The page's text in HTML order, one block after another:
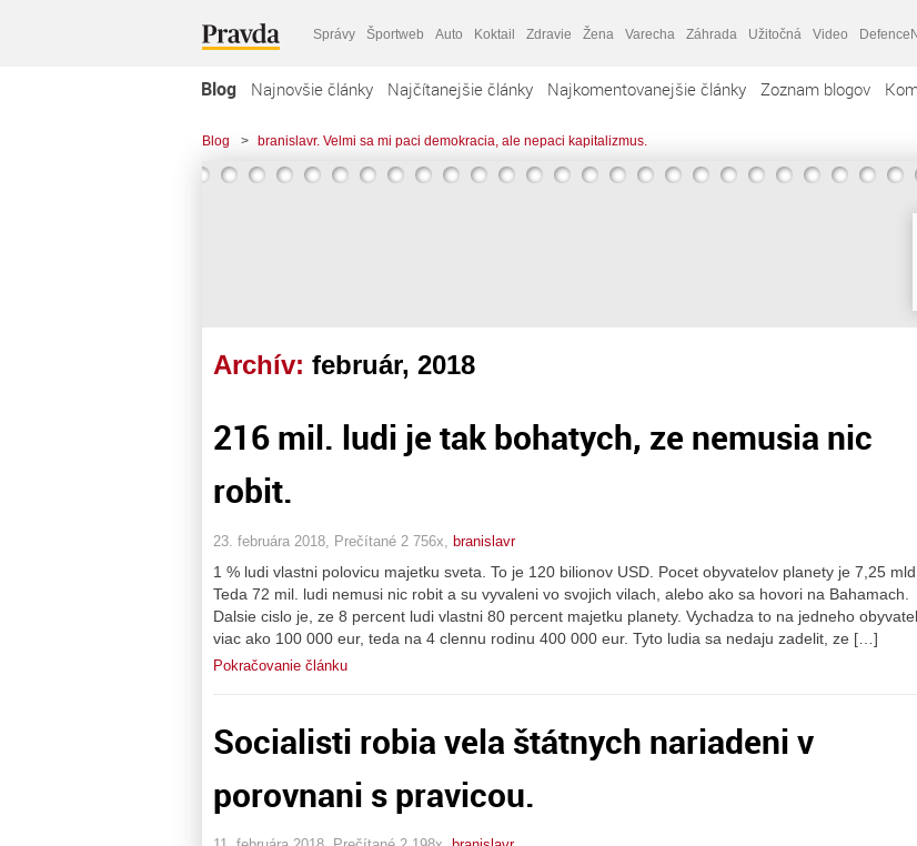
Správy Športweb Auto Koktail Zdravie Žena Varecha Záhrada Užitočná Video
Blog Najnovšie články Najčítanejšie články Najkomentovanejšie články Zoznam blogov
Blog > branislavr. Velmi sa mi paci demokracia, ale nepaci kapitalizmus.
Archív: február, 2018
216 mil. ludi je tak bohatych, ze nemusia nic
robit.
23. februára 2018, Prečítané 2 756x, branislavr
1 % ludi vlastni polovicu majetku sveta. To je 120 bilionov USD. Pocet obyvatelov planety je 7,25 mld.
Teda 72 mil. ludi nemusi nic robit a su vyvaleni vo svojich vilach, alebo ako sa hovori na Bahamach.
Dalsie cislo je, ze 8 percent ludi vlastni 80 percent majetku planety. Vychadza to na jedneho
viac ako 100 000 eur, teda na 4 clennu rodinu 400 000 eur. Tyto ludia sa nedaju zadelit, ze […]
Pokračovanie článku
Socialisti robia vela štátnych nariadeni v
porovnani s pravicou.